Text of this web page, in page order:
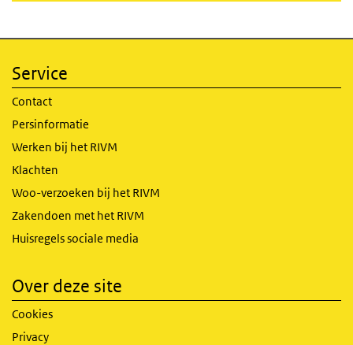
Service
Contact
Persinformatie
Werken bij het RIVM
Klachten
Woo-verzoeken bij het RIVM
Zakendoen met het RIVM
Huisregels sociale media
Over deze site
Cookies
Privacy